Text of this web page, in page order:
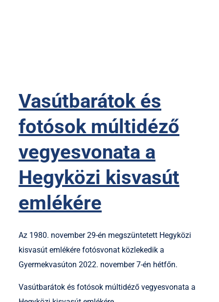
Vasútbarátok és
fotósok múltidéző
vegyesvonata a
Hegyközi kisvasút
emlékére
Az 1980. november 29-én megszüntetett Hegyközi
kisvasút emlékére fotósvonat közlekedik a
Gyermekvasúton 2022. november 7-én hétfőn.
Vasútbarátok és fotósok múltidéző vegyesvonata a